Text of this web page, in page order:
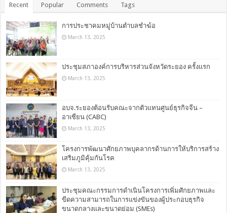
Recent Popular Comments Tags
การประชาคมหมู่บ้านตำบลชำฆ้อ
March 13, 2025
ประชุมสภาองค์การบริหารส่วนจังหวัดระยอง ครั้งแรก
March 13, 2025
อบจ.ระยองต้อนรับคณะจากตัวแทนศูนย์ธุรกิจจีน –
อาเซียน (CABC)
March 13, 2025
โครงการพัฒนาศักยภาพบุคลากรด้านการให้บริการสร้าง
เสริมภูมิคุ้มกันโรค
March 13, 2025
ประชุมคณะกรรมการดำเนินโครงการเพิ่มศักยภาพและ
ขีดความสามารถในการแข่งขันของผู้ประกอบธุรกิจ
ขนาดกลางและขนาดย่อม (SMEs)